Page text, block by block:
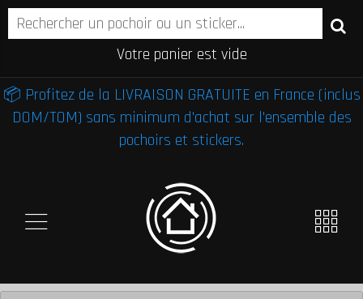
Votre panier est vide
📦 Profitez de la LIVRAISON GRATUITE en France (inclus
DOM/TOM) sans minimum d'achat sur l'ensemble des
pochoirs et stickers.